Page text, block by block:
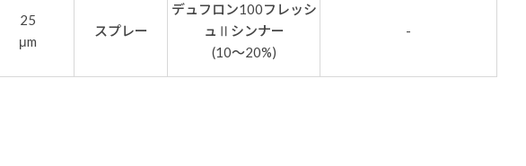
25
μm
スプレー
デュフロン100フレッシ
ュⅡシンナー
(10～20%)
-